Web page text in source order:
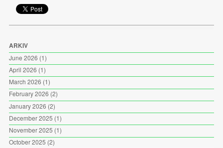
ARKIV
June 2026 (1)
April 2026 (1)
March 2026 (1)
February 2026 (2)
January 2026 (2)
December 2025 (1)
November 2025 (1)
October 2025 (2)